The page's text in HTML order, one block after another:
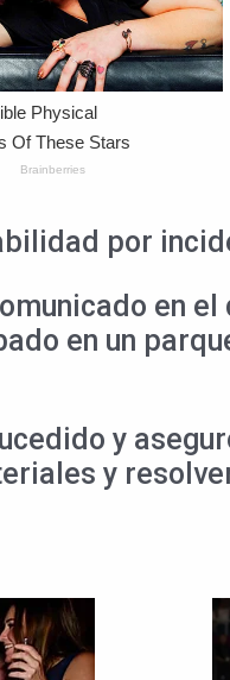
por
en
en un
y
y